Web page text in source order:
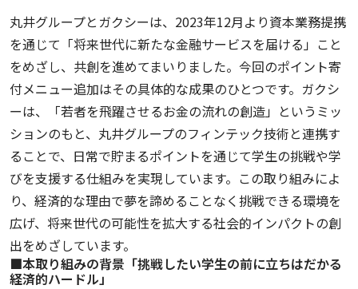
丸井グループとガクシーは、2023年12月より資本業務提携
を通じて「将来世代に新たな金融サービスを届ける」こと
をめざし、共創を進めてまいりました。今回のポイント寄
付メニュー追加はその具体的な成果のひとつです。ガクシ
ーは、「若者を飛躍させるお金の流れの創造」というミッ
ションのもと、丸井グループのフィンテック技術と連携す
ることで、日常で貯まるポイントを通じて学生の挑戦や学
びを支援する仕組みを実現しています。この取り組みによ
り、経済的な理由で夢を諦めることなく挑戦できる環境を
広げ、将来世代の可能性を拡大する社会的インパクトの創
出をめざしています。
■本取り組みの背景「挑戦したい学生の前に立ちはだかる
経済的ハードル」